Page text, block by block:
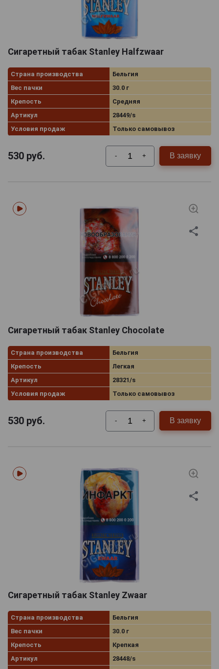
Сигаретный табак Stanley Halfzwaar
Страна производства
Бельгия
Вес пачки
30.0 г
Крепость
Средняя
Артикул
28449/s
Условия продаж
Только самовывоз
530 руб. - + В заявку
Сигаретный табак Stanley Chocolate
Страна производства
Бельгия
Крепость
Легкая
Артикул
28321/s
Условия продаж
Только самовывоз
530 руб. - + В заявку
Сигаретный табак Stanley Zwaar
Страна производства
Бельгия
Вес пачки
30.0 г
Крепость
Крепкая
Артикул
28448/s